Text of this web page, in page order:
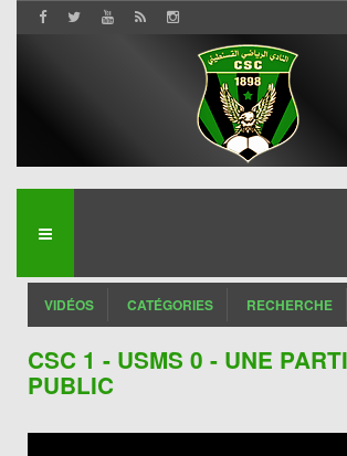
VIDÉOS CATÉGORIES RECHERCHE
CSC 1 - USMS 0 - UNE
PUBLIC